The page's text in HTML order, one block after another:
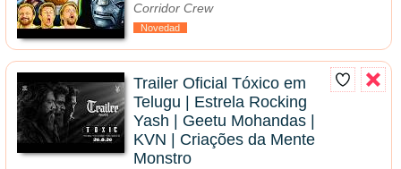
Corridor Crew
Novedad
Trailer Oficial Tóxico em
Telugu | Estrela Rocking
Yash | Geetu Mohandas |
KVN | Criações da Mente
Monstro